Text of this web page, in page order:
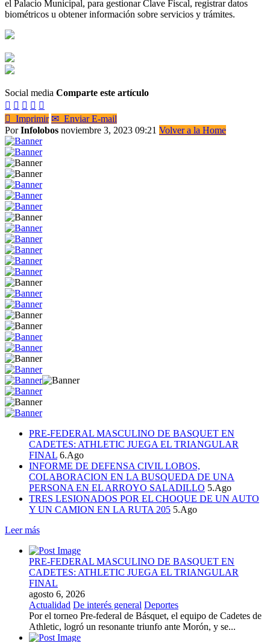
el Palacio Municipal, para gestionar Clave Fiscal, registrar datos
biométricos u obtener información sobre servicios y trámites.
Social media Comparte este artículo
    
 Imprimir ✉ Enviar E-mail
PorInfolobos noviembre 3, 2023 09:21 Volver a la Home
PRE-FEDERAL MASCULINO DE BASQUET EN
CADETES: ATHLETIC JUEGA EL TRIANGULAR
FINAL 6.Ago
INFORME DE DEFENSA CIVIL LOBOS,
COLABORACION EN LA BUSQUEDA DE UNA
PERSONA EN EL ARROYO SALADILLO 5.Ago
TRES LESIONADOS POR EL CHOQUE DE UN AUTO
Y UN CAMION EN LA RUTA 205 5.Ago
Leer más
PRE-FEDERAL MASCULINO DE BASQUET EN
CADETES: ATHLETIC JUEGA EL TRIANGULAR
FINAL
agosto 6, 2026
Actualidad De interés general Deportes
Por el torneo Pre-federal de Básquet, el equipo de Cadetes de
Athletic, logró un resonante triunfo ante Morón, y se...